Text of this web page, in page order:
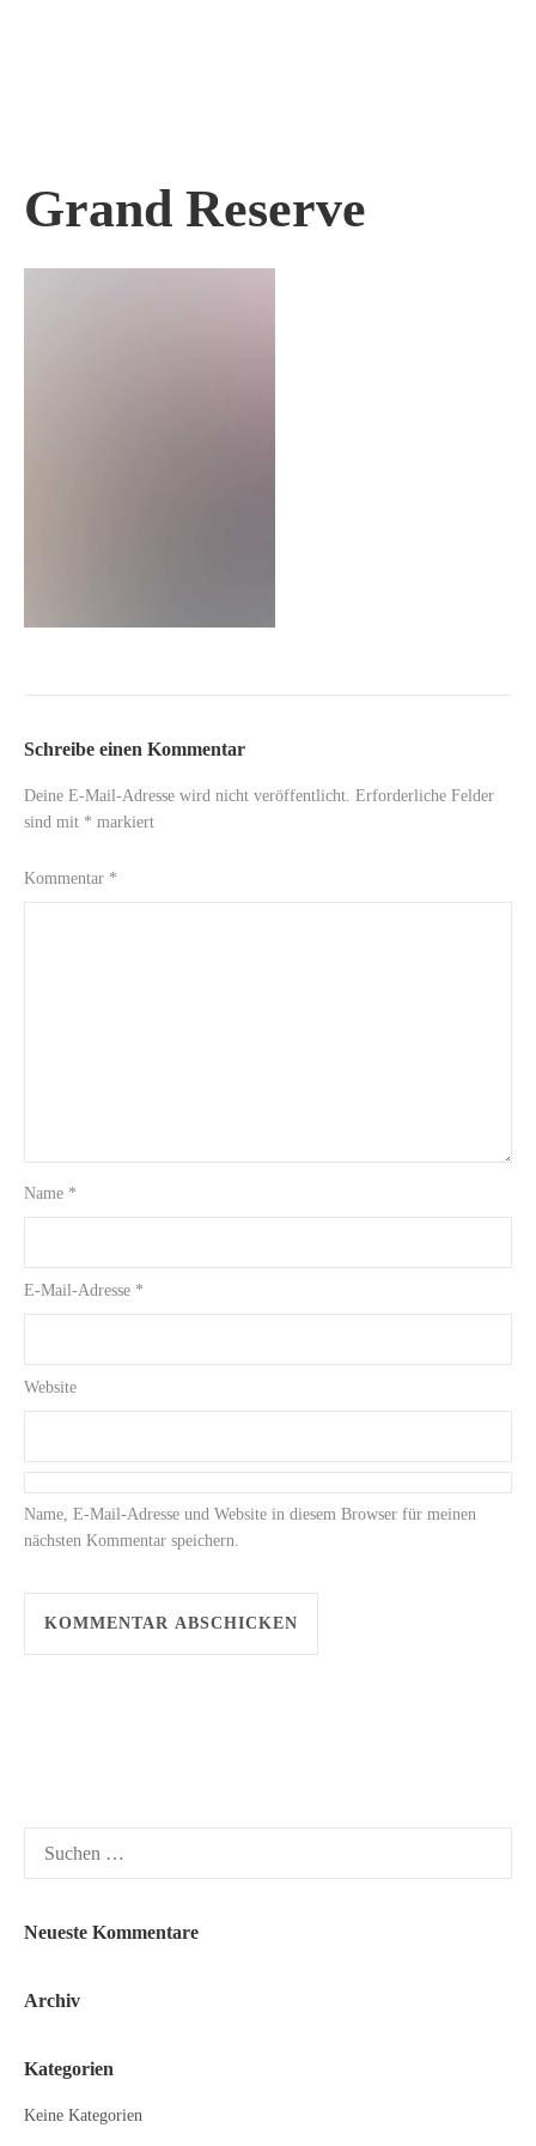
Grand Reserve
Schreibe einen Kommentar
Deine E-Mail-Adresse wird nicht veröffentlicht. Erforderliche Felder
sind mit * markiert
Kommentar *
Name *
E-Mail-Adresse *
Website
Name, E-Mail-Adresse und Website in diesem Browser für meinen
nächsten Kommentar speichern.
nach:
Neueste Kommentare
Archiv
Kategorien
Keine Kategorien